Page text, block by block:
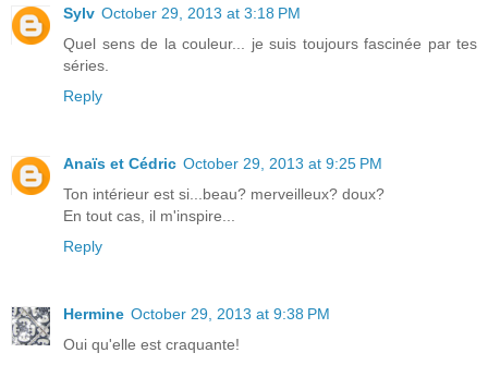
Sylv October 29, 2013 at 3:18 PM
Quel sens de la couleur... je suis toujours fascinée par tes
séries.
Reply
Anaïs et Cédric October 29, 2013 at 9:25 PM
Ton intérieur est si...beau? merveilleux? doux?
En tout cas, il m'inspire...
Reply
Hermine October 29, 2013 at 9:38 PM
Oui qu'elle est craquante!